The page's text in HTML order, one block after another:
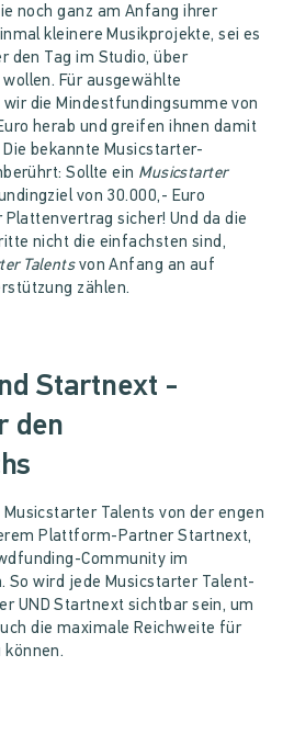
noch ganz am Anfang ihrer
kleinere Musikprojekte, sei es
den Tag im Studio, über
Für ausgewählte
die Mindestfundingsumme von
herab und greifen ihnen damit
bekannte Musicstarter-
Sollte ein Musicstarter
von 30.000,- Euro
sicher! Und da die
nicht die einfachsten sind,
Talentsvon Anfang an auf
zählen.
Startnext -
den
Talents von der engen
Plattform-Partner Startnext,
Community im
So wird jede Musicstarter Talent-
UND Startnext sichtbar sein, um
die maximale Reichweite für
können.